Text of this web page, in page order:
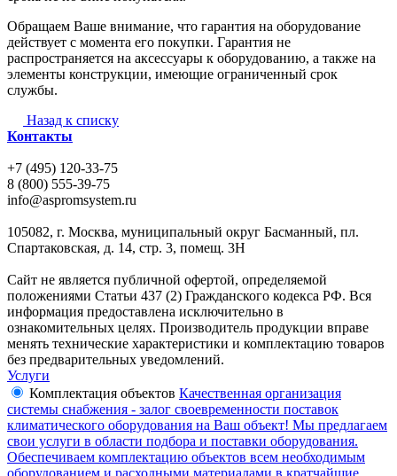
Обращаем Ваше внимание, что гарантия на оборудование
действует с момента его покупки. Гарантия не
распространяется на аксессуары к оборудованию, а также на
элементы конструкции, имеющие ограниченный срок
службы.
Назад к списку
Контакты
+7 (495) 120-33-75
8 (800) 555-39-75
info@aspromsystem.ru
105082, г. Москва, муниципальный округ Басманный, пл.
Спартаковская, д. 14, стр. 3, помещ. 3Н
Сайт не является публичной офертой, определяемой
положениями Статьи 437 (2) Гражданского кодекса РФ. Вся
информация предоставлена исключительно в
ознакомительных целях. Производитель продукции вправе
менять технические характеристики и комплектацию товаров
без предварительных уведомлений.
Услуги
Комплектация объектов Качественная организация
системы снабжения - залог своевременности поставок
климатического оборудования на Ваш объект! Мы предлагаем
свои услуги в области подбора и поставки оборудования.
Обеспечиваем комплектацию объектов всем необходимым
оборудованием и расходными материалами в кратчайшие